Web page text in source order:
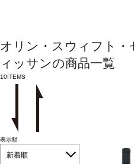
オリン・スウィフト
ィッサンの商品一覧
10ITEMS
表示順
新着順